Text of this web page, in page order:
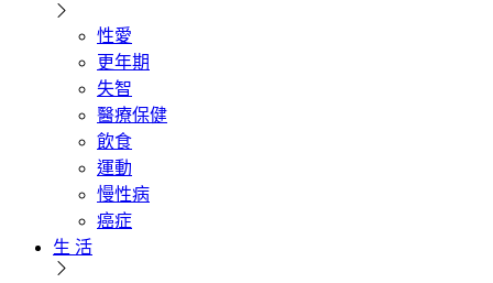
性愛
更年期
失智
醫療保健
飲食
運動
慢性病
癌症
生 活